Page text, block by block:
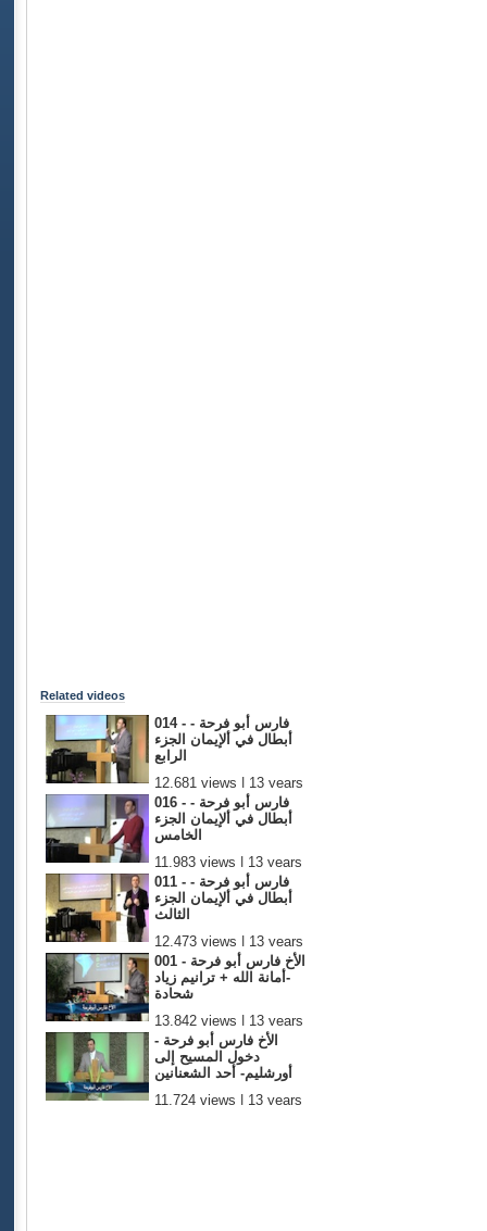
Related videos
014 - فارس أبو فرحة -
أبطال في ألإيمان الجزء
الرابع
12,681 views | 13 years
ago
016 - فارس أبو فرحة -
أبطال في ألإيمان الجزء
الخامس
11,983 views | 13 years
ago
011 - فارس أبو فرحة -
أبطال في ألإيمان الجزء
الثالث
12,473 views | 13 years
ago
001 - الأخ فارس أبو فرحة
-أمانة الله + ترانيم زياد
شحادة
13,842 views | 13 years
ago
الأخ فارس أبو فرحة -
دخول المسيح إلى
أورشليم- أحد الشعنانين
11,724 views | 13 years